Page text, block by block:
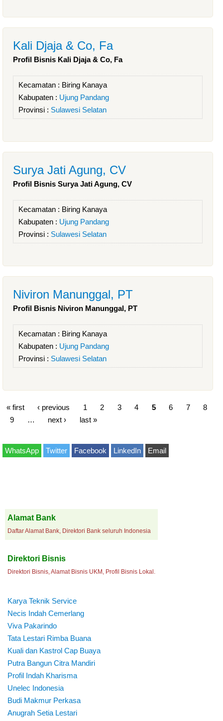
Kali Djaja & Co, Fa
Profil Bisnis Kali Djaja & Co, Fa
Kecamatan : Biring Kanaya
Kabupaten : Ujung Pandang
Provinsi : Sulawesi Selatan
Surya Jati Agung, CV
Profil Bisnis Surya Jati Agung, CV
Kecamatan : Biring Kanaya
Kabupaten : Ujung Pandang
Provinsi : Sulawesi Selatan
Niviron Manunggal, PT
Profil Bisnis Niviron Manunggal, PT
Kecamatan : Biring Kanaya
Kabupaten : Ujung Pandang
Provinsi : Sulawesi Selatan
« first ‹ previous 1 2 3 4 5 6 7
8
9
next › last »
WhatsApp Twitter Facebook LinkedIn Email
Alamat Bank
Daftar Alamat Bank, Direktori Bank seluruh Indonesia
Direktori Bisnis
Direktori Bisnis, Alamat Bisnis UKM, Profil Bisnis Lokal.
Karya Teknik Service
Necis Indah Cemerlang
Viva Pakarindo
Tata Lestari Rimba Buana
Kuali dan Kastrol Cap Buaya
Putra Bangun Citra Mandiri
Profil Indah Kharisma
Unelec Indonesia
Budi Makmur Perkasa
Anugrah Setia Lestari